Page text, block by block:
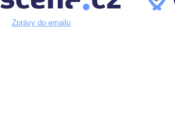
Zprávy do emailu